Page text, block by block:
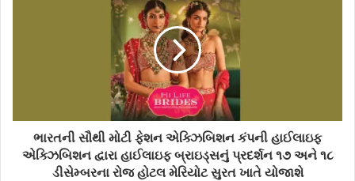
ભારતની સૌથી મોટી ફેશન એક્ઝિબિશન કંપની હાઈલાઇફ
એક્ઝિબિશન દ્વારા હાઈલાઇફ બ્રાઇડ્સનું પ્રદર્શન ૧૭ અને ૧૮
ડીસેમ્બરના રોજ હોટલ મેરિયોટ સુરત ખાતે યોજાશે